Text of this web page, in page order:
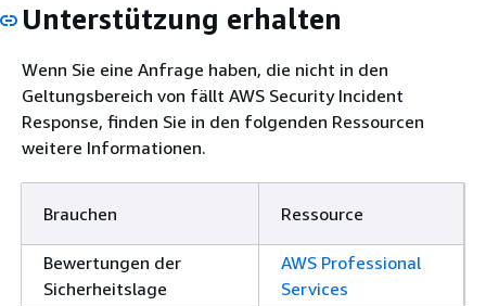
Unterstützung erhalten
Wenn Sie eine Anfrage haben, die nicht in den
Geltungsbereich von fällt AWS Security Incident
Response, finden Sie in den folgenden Ressourcen
weitere Informationen.
Brauchen Ressource
Bewertungen der
Sicherheitslage
AWS Professional
Services